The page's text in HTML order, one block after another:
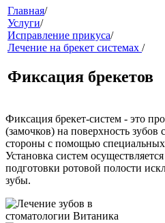
меню
звонок
Главная/
Услуги/
Исправление прикуса/
Лечение на брекет системах /
Фиксация брекетов
Фиксация брекет-систем - это
(замочков) на поверхность
стороны с помощью специальных
Установка систем
подготовки ротовой полости
зубы.